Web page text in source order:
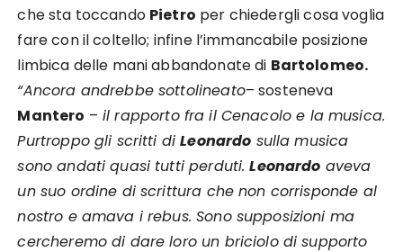
che sta toccando Pietro per chiedergli cosa voglia
fare con il coltello; infine l’immancabile posizione
limbica delle mani abbandonate di Bartolomeo.
“Ancora andrebbe sottolineato– sosteneva
Mantero – il rapporto fra il Cenacolo e la musica.
Purtroppo gli scritti diLeonardo sulla musica
sono andati quasi tutti perduti.Leonardo aveva
un suo ordine di scrittura che non corrisponde al
nostro e amava i rebus. Sono supposizioni ma
cercheremo di dare loro un briciolo di supporto